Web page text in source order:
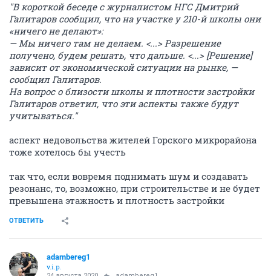
"В короткой беседе с журналистом НГС Дмитрий
Галитаров сообщил, что на участке у 210-й школы они
«ничего не делают»:
— Мы ничего там не делаем. <...> Разрешение
получено, будем решать, что дальше. <...> [Решение]
зависит от экономической ситуации на рынке, —
сообщил Галитаров.
На вопрос о близости школы и плотности застройки
Галитаров ответил, что эти аспекты также будут
учитываться."
аспект недовольства жителей Горского микрорайона
тоже хотелось бы учесть
так что, если вовремя поднимать шум и создавать
резонанс, то, возможно, при строительстве и не будет
превышена этажность и плотность застройки
ОТВЕТИТЬ
adambereg1
v.i.p.